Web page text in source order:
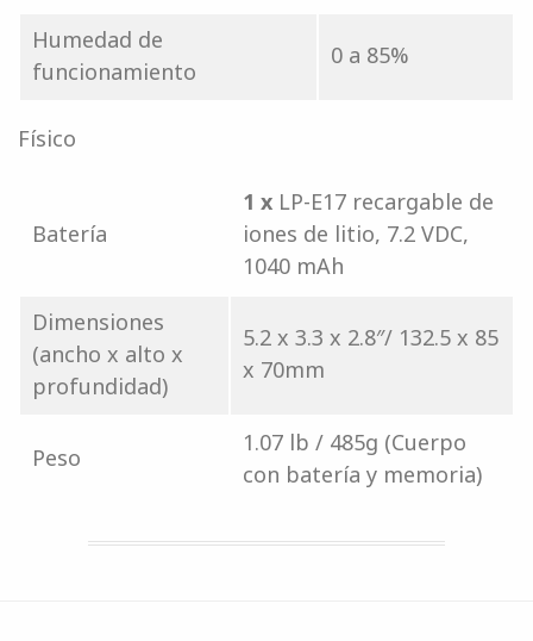
Humedad de
funcionamiento
0 a 85%
Físico
Batería
1 x LP-E17 recargable de
iones de litio, 7.2 VDC,
1040 mAh
Dimensiones
(ancho x alto x
profundidad)
5.2 x 3.3 x 2.8″/ 132.5 x 85
x 70mm
Peso
1.07 lb / 485g (Cuerpo
con batería y memoria)